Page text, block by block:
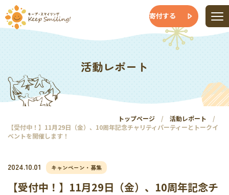
寄付する
活動レポート
トップページ
活動レポート
【受付中！】11月29日（金）、10周年記念チャリティパーティーとトークイ
ベントを開催します！
2024.10.01 キャンペーン・募集
【受付中！】11月29日（金）、10周年記念チ